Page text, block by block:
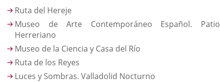
Ruta del Hereje
Museo de Arte Contemporáneo Español. Patio
Herreriano
Museo de la Ciencia y Casa del Río
Ruta de los Reyes
Luces y Sombras. Valladolid Nocturno